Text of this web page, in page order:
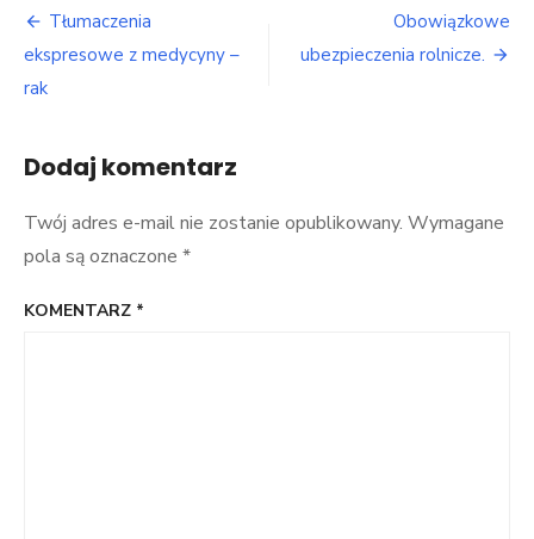
Nawigacja
wpisu
Tłumaczenia
ekspresowe z medycyny –
rak
Obowiązkowe
ubezpieczenia rolnicze.
Dodaj komentarz
Twój adres e-mail nie zostanie opublikowany. Wymagane
pola są oznaczone *
KOMENTARZ *